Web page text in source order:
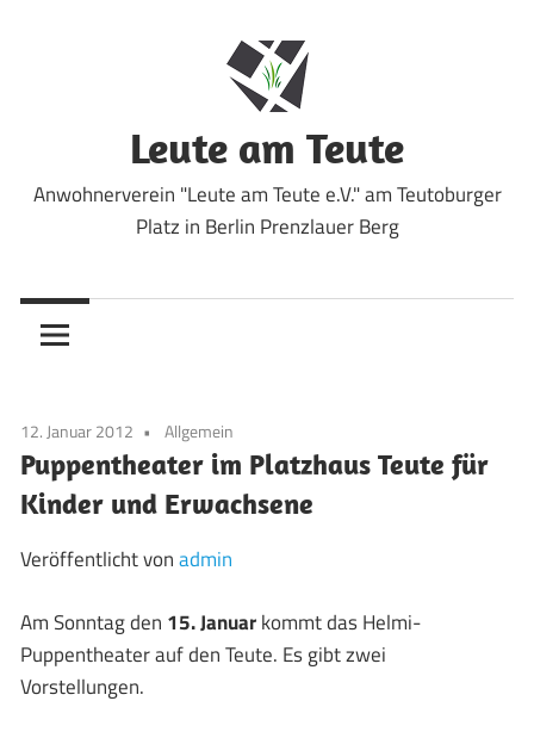
Leute am Teute
Anwohnerverein "Leute am Teute e.V." am Teutoburger
Platz in Berlin Prenzlauer Berg
12. Januar 2012 Allgemein
Puppentheater im Platzhaus Teute für
Kinder und Erwachsene
Veröffentlicht vonadmin
Am Sonntag den 15. Januarkommt das Helmi-
Puppentheater auf den Teute. Es gibt zwei
Vorstellungen.